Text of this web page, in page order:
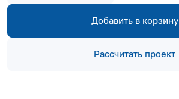
Добавить в корзину
Рассчитать проект